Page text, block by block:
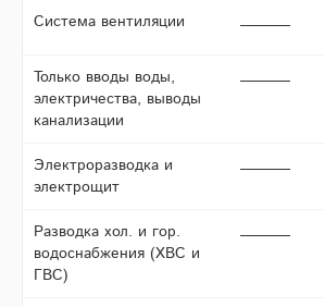
Система вентиляции
Только вводы воды,
электричества, выводы
канализации
Электроразводка и
электрощит
Разводка хол. и гор.
водоснабжения (ХВС и
ГВС)